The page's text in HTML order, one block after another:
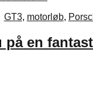
GT3, motorløb,
på en